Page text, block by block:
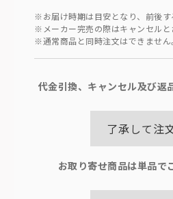
※お届け時期は目安となり、前後す
※メーカー完売の際はキャンセルと
※通常商品と同時注文はできません。
代金引換、キャンセル及び返
了承して注
お取り寄せ商品は単品で